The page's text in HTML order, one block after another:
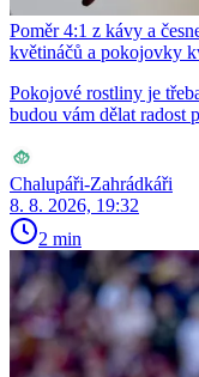
Poměr 4:1 z kávy a
květináčů a pokojovky
Pokojové rostliny je
budou vám dělat radost
Chalupáři-Zahrádkáři
8. 8. 2026, 19:32
2 min